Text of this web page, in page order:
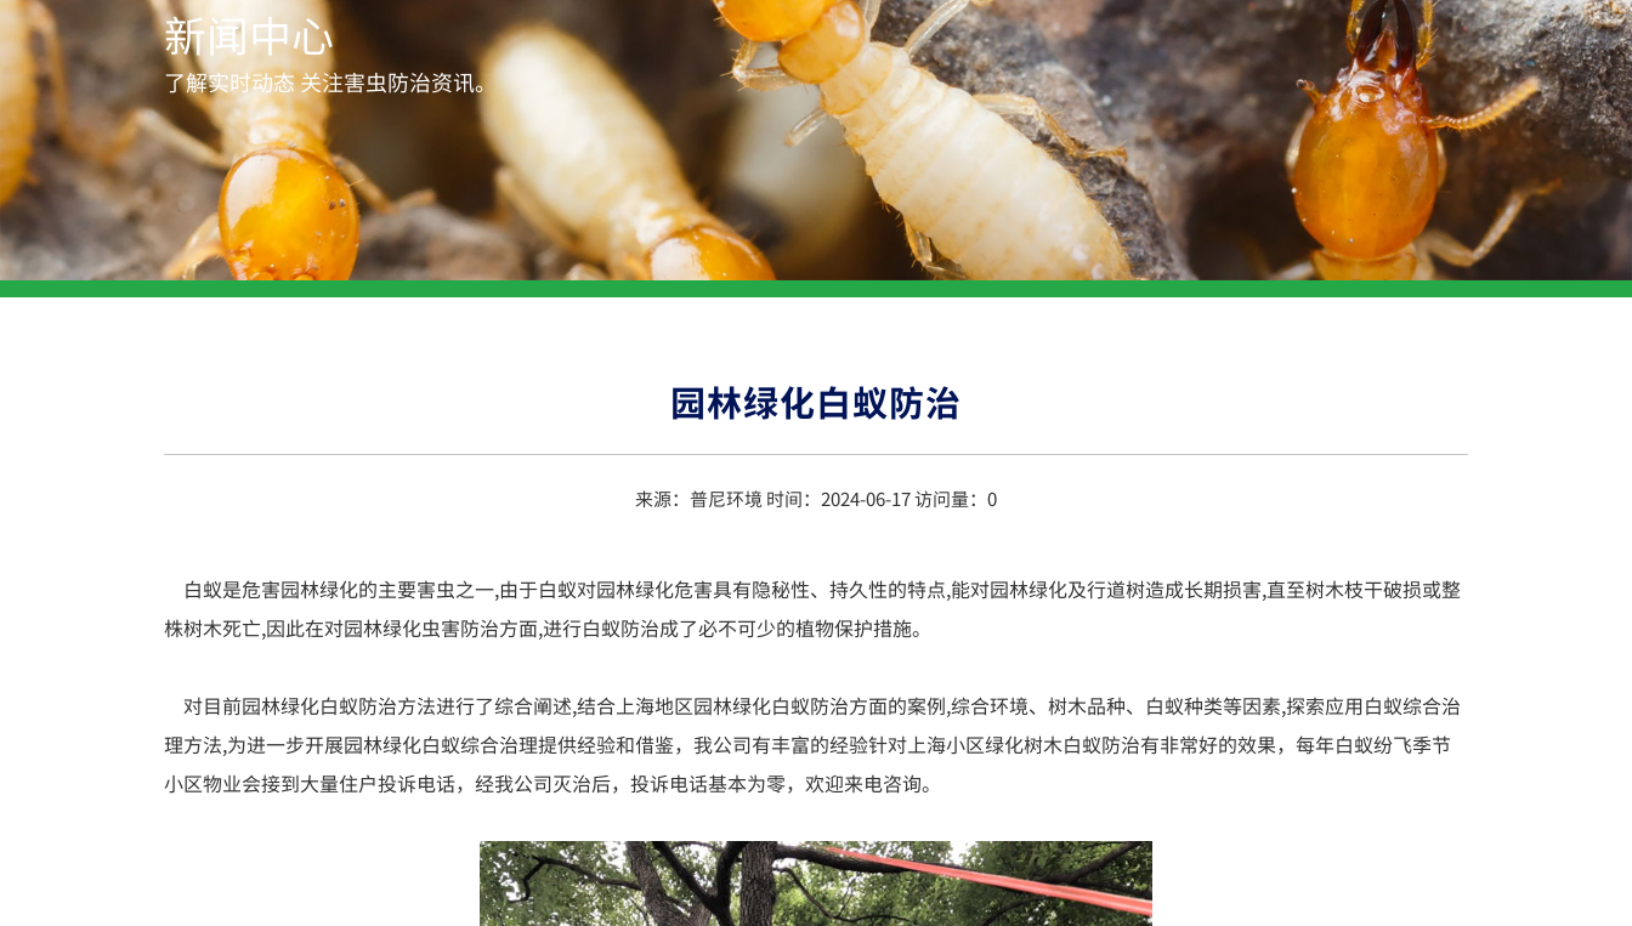
新闻中心
了解实时动态 关注害虫防治资讯。
园林绿化白蚁防治
来源：普尼环境 时间：2024-06-17 访问量： 0
白蚁是危害园林绿化的主要害虫之一,由于白蚁对园林绿化危害具有隐秘性、持久性的特点,能对园林绿化及行道树造成长期损害,直至树木枝干破损或整
株树木死亡,因此在对园林绿化虫害防治方面,进行白蚁防治成了必不可少的植物保护措施。
对目前园林绿化白蚁防治方法进行了综合阐述,结合上海地区园林绿化白蚁防治方面的案例,综合环境、树木品种、白蚁种类等因素,探索应用白蚁综合治
理方法,为进一步开展园林绿化白蚁综合治理提供经验和借鉴，我公司有丰富的经验针对上海小区绿化树木白蚁防治有非常好的效果，每年白蚁纷飞季节
小区物业会接到大量住户投诉电话，经我公司灭治后，投诉电话基本为零，欢迎来电咨询。